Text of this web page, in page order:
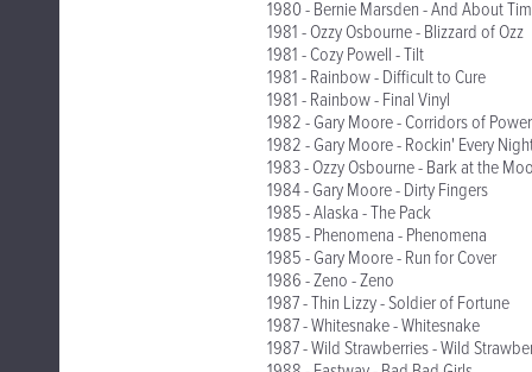
1980 - Bernie Marsden - And About
1981 - Ozzy Osbourne - Blizzard of Ozz
1981 - Cozy Powell - Tilt
1981 - Rainbow - Difficult to Cure
1981 - Rainbow - Final Vinyl
1982 - Gary Moore - Corridors of Power
1982 - Gary Moore - Rockin' Every
1983 - Ozzy Osbourne - Bark at the
1984 - Gary Moore - Dirty Fingers
1985 - Alaska - The Pack
1985 - Phenomena - Phenomena
1985 - Gary Moore - Run for Cover
1986 - Zeno - Zeno
1987 - Thin Lizzy - Soldier of Fortune
1987 - Whitesnake - Whitesnake
1987 - Wild Strawberries - Wild